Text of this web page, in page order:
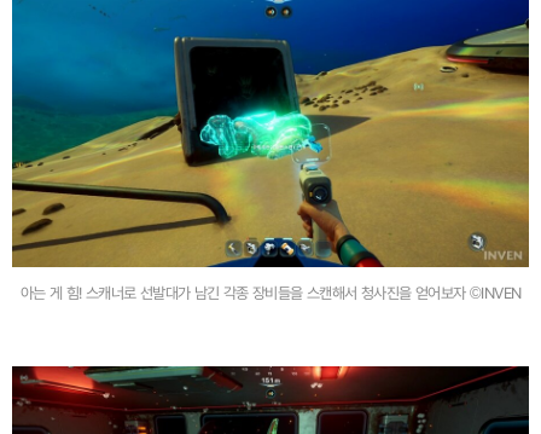
아는 게 힘! 스캐너로 선발대가 남긴 각종 장비들을 스캔해서 청사진을 얻어보자 ©INVEN